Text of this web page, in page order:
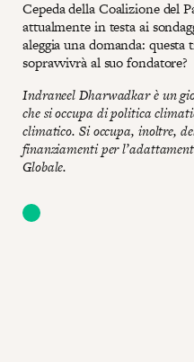
Cepeda della Coalizione del
attualmente in testa ai
aleggia una domanda:
sopravvivrà al suo fondatore?
Indraneel Dharwadkar è un
che si occupa di politica
climatico. Si occupa, inoltre,
finanziamenti per
Globale.